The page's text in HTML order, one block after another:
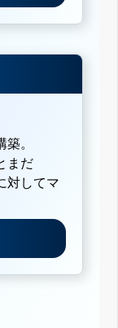
。
まだ
対してマ